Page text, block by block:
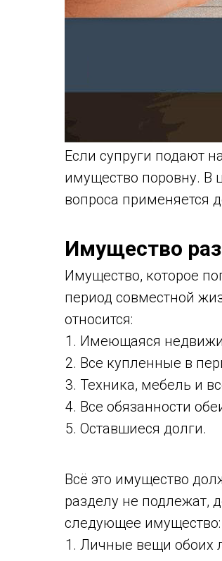
Если супруги подают
имущество поровну. В
вопроса применяется
Имущество
Имущество, которое
период совместной
относится:
Имеющаяся
Все купленные в
Техника, мебель и
Все обязанности
Оставшиеся долги.
Всё это имущество
разделу не подлежат,
следующее имущество:
Личные вещи обоих